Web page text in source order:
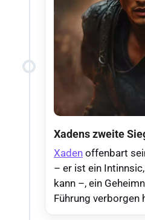
Xadens zweite
Xaden offenbart
– er ist ein
kann –, ein
Führung verborgen